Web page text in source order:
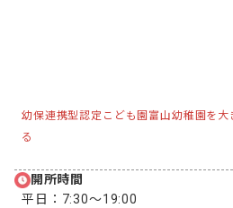
幼保連携型認定こども園富山幼稚園を大
る
開所時間
平日： 7:30〜19:00